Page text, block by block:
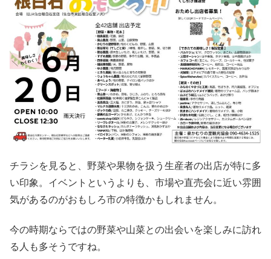
チラシを見ると、野菜や果物を扱う生産者の出店が特に多
い印象。イベントというよりも、市場や直売会に近い雰囲
気があるのがおもしろ市の特徴かもしれません。
今の時期ならではの野菜や山菜との出会いを楽しみに訪れ
る人も多そうですね。